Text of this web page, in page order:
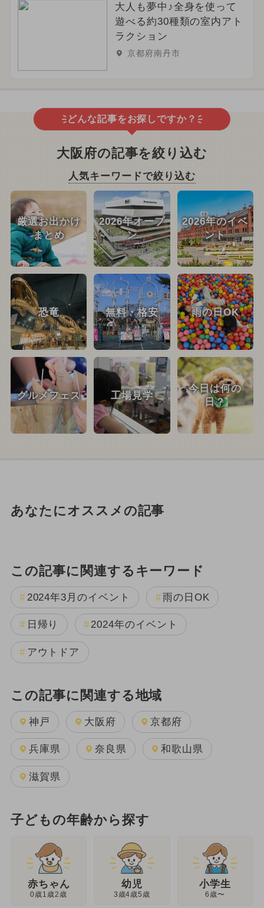
大人も夢中♪全身を使って
遊べる約30種類の室内アト
ラクション
京都府南丹市
どんな記事をお探しですか？
大阪府の記事を絞り込む
人気キーワードで絞り込む
厳選お出かけ
まとめ
2026年オープ
ン
2026年のイベ
ント
恐竜 無料・格安 雨の日OK
グルメフェス 工場見学
今日は何の
日？
あなたにオススメの記事
この記事に関連するキーワード
2024年3月のイベント 雨の日OK
日帰り 2024年のイベント
アウトドア
この記事に関連する地域
神戸 大阪府 京都府
兵庫県 奈良県 和歌山県
滋賀県
子どもの年齢から探す
赤ちゃん
0歳1歳2歳
幼児
3歳4歳5歳
小学生
6歳〜